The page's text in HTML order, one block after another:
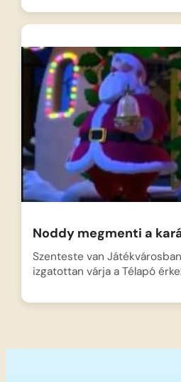
Noddy megmenti a
Szenteste van
izgatottan várja a Télapó